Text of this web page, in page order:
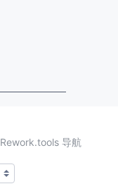
Rework.tools 导航